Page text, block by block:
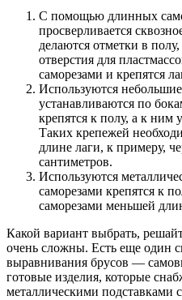
С помощью длинных
просверливается
делаются отметки в
отверстия для
саморезами и крепятся
Используются
устанавливаются по
крепятся к полу, а к ним
Таких крепежей
длине лаги, к примеру,
сантиметров.
Используются
саморезами крепятся к
саморезами меньшей
Какой вариант выбрать,
очень сложны. Есть еще один
выравнивания брусов —
готовые изделия, которые
металлическими подставками